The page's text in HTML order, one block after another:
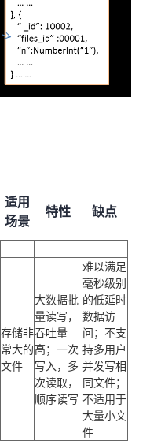
适用
场景
特性 缺点
存储非
常大的
文件
大数据批
量读写，
吞吐量
高；一次
写入，多
次读取，
顺序读写
难以满足
毫秒级别
的低延时
数据访
问；不支
持多用户
并发写相
同文件；
不适用于
大量小文
件